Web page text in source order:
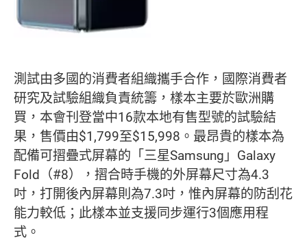
測試由多國的消費者組織攜手合作，國際消費者
研究及試驗組織負責統籌，樣本主要於歐洲購
買，本會刊登當中16款本地有售型號的試驗結
果，售價由$1,799至$15,998。最昂貴的樣本為
配備可摺疊式屏幕的「三星Samsung」Galaxy
Fold（#8），摺合時手機的外屏幕尺寸為4.3
吋，打開後內屏幕則為7.3吋，惟內屏幕的防刮花
能力較低；此樣本並支援同步運行3個應用程
式。